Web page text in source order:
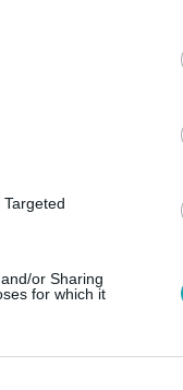
or Sharing
for which it
próbálnak
cserébe
nélkülük
és új